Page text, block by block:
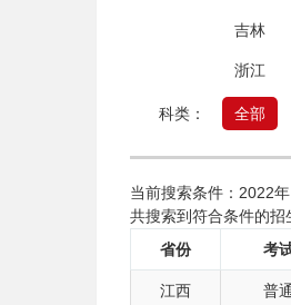
吉林
浙江
科类： 全部
当前搜索条件：2022
共搜索到符合条件的招
省份
考
江西 普